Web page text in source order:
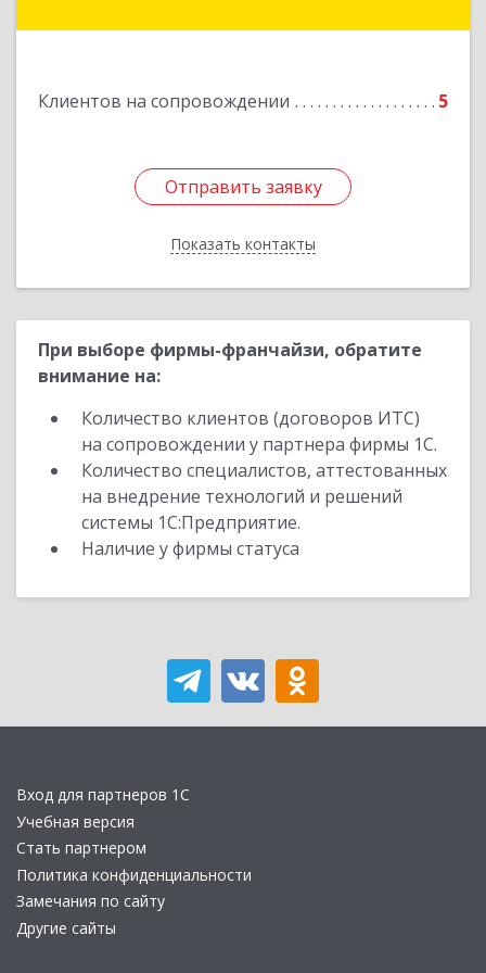
Клиентов на сопровождении 5
Отправить заявку
Показать контакты
Отправить заявку
Назад
При выборе фирмы-франчайзи, обратите
внимание на:
Количество клиентов (договоров ИТС)
на сопровождении у партнера фирмы 1С.
Количество специалистов, аттестованных
на внедрение технологий и решений
системы 1С:Предприятие.
Наличие у фирмы статуса
Вход для партнеров 1С
Учебная версия
Стать партнером
Политика конфиденциальности
Замечания по сайту
Другие сайты